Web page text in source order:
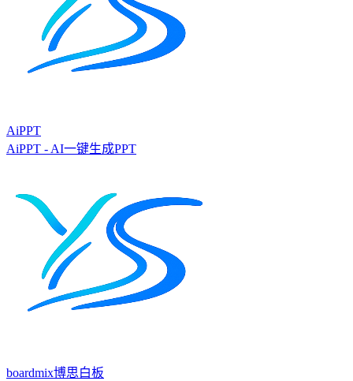
AiPPT
AiPPT - AI一键生成PPT
boardmix博思白板